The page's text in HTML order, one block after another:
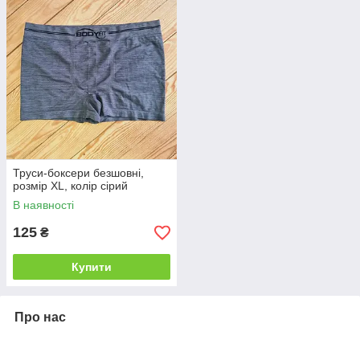
Труси-боксери безшовні,
розмір XL, колір сірий
В наявності
125 ₴
Купити
Про нас